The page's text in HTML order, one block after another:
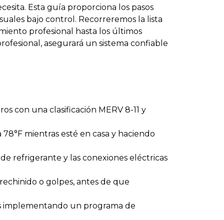
Esta guía proporciona los pasos
bajo control. Recorreremos la lista
profesional hasta los últimos
asegurará un sistema confiable
con una clasificación MERV 8-11 y
mientras esté en casa y haciendo
refrigerante y las conexiones eléctricas
o golpes, antes de que
implementando un programa de